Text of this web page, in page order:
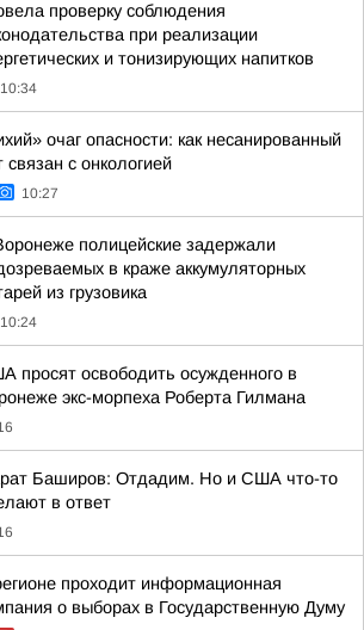
проверку соблюдения
при реализации
и тонизирующих напитков
10:34
очаг опасности: как несанированный
связан с онкологией
10:27
полицейские задержали
в краже аккумуляторных
из грузовика
10:24
просят освободить осужденного в
экс-морпеха Роберта Гилмана
Баширов: Отдадим. Но и США что-то
в ответ
проходит информационная
о выборах в Государственную Думу